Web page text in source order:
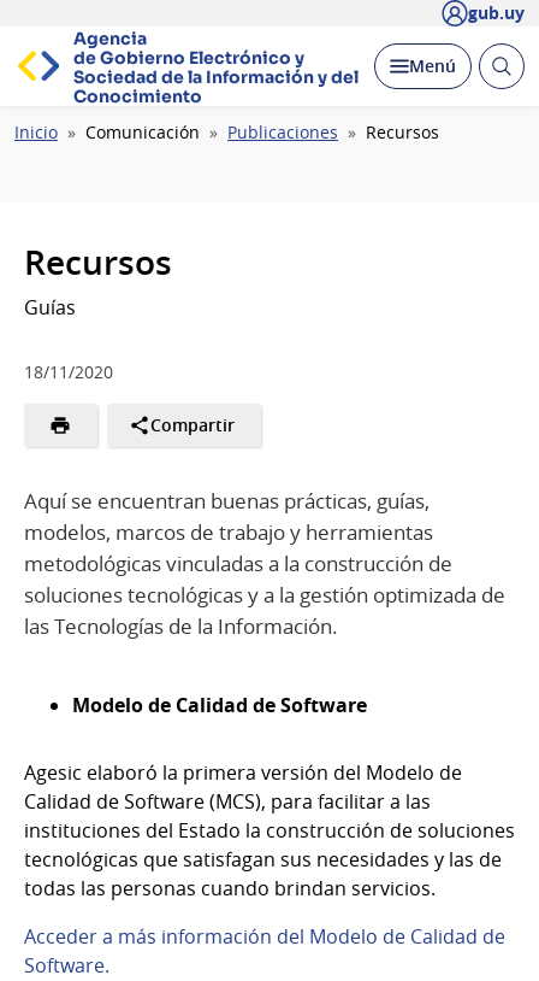
gub.uy
Agencia
de Gobierno Electrónico y
Sociedad de la Información y del
Conocimiento
Desplegar
Menú Abrir
Ruta
Inicio Comunicación Publicaciones Recursos
Recursos
Guías
18/11/2020
Compartir
Aquí se encuentran buenas prácticas, guías,
modelos, marcos de trabajo y herramientas
metodológicas vinculadas a la construcción de
soluciones tecnológicas y a la gestión optimizada de
las Tecnologías de la Información.
Modelo de Calidad de Software
Agesic elaboró la primera versión del Modelo de
Calidad de Software (MCS), para facilitar a las
instituciones del Estado la construcción de soluciones
tecnológicas que satisfagan sus necesidades y las de
todas las personas cuando brindan servicios.
Acceder a más información del Modelo de Calidad de
Software.